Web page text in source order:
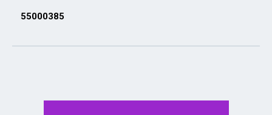
55000385